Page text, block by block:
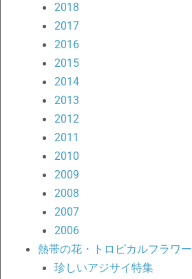
2018
2017
2016
2015
2014
2013
2012
2011
2010
2009
2008
2007
2006
熱帯の花・トロピカルフラワー
珍しいアジサイ特集